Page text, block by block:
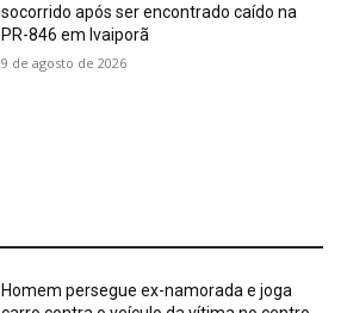
socorrido após ser encontrado caído na
PR-846 em Ivaiporã
9 de agosto de 2026
Homem persegue ex-namorada e joga